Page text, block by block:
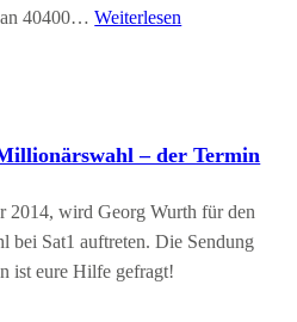
an 40400…Weiterlesen
– der Termin
2014, wird Georg Wurth für den
Sat1 auftreten. Die Sendung
ist eure Hilfe gefragt!